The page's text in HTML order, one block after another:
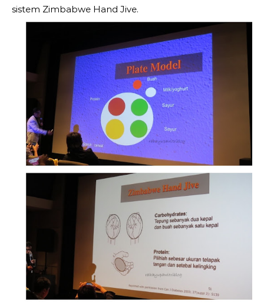
sistem Zimbabwe Hand Jive.